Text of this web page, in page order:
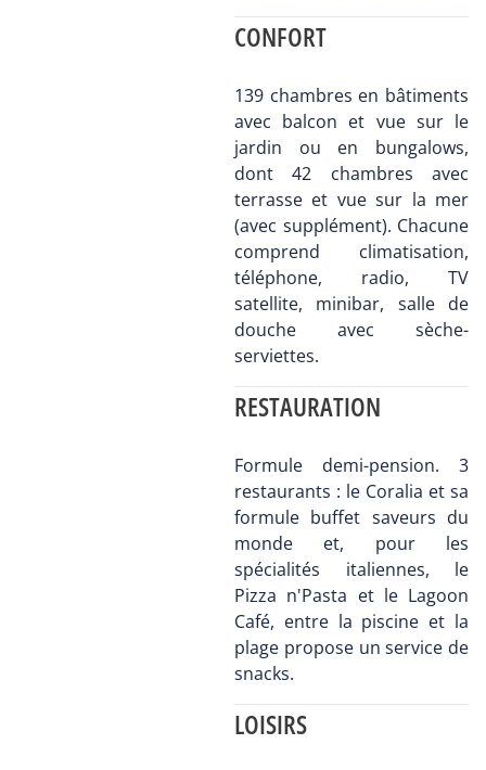
CONFORT
139 chambres en bâtiments
avec balcon et vue sur le
jardin ou en bungalows,
dont 42 chambres avec
terrasse et vue sur la mer
(avec supplément). Chacune
comprend climatisation,
téléphone, radio, TV
satellite, minibar, salle de
douche avec sèche-
serviettes.
RESTAURATION
Formule demi-pension. 3
restaurants : le Coralia et sa
formule buffet saveurs du
monde et, pour les
spécialités italiennes, le
Pizza n'Pasta et le Lagoon
Café, entre la piscine et la
plage propose un service de
snacks.
LOISIRS